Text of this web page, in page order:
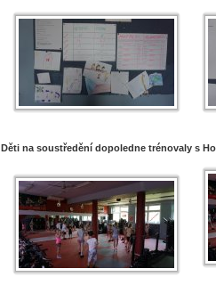
Děti na soustředění dopoledne trénovaly s